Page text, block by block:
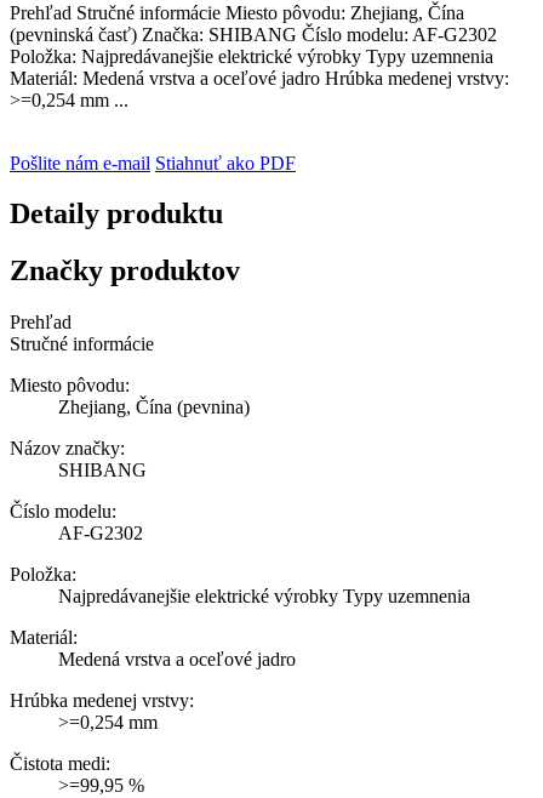
Prehľad Stručné informácie Miesto pôvodu: Zhejiang, Čína
(pevninská časť) Značka: SHIBANG Číslo modelu: AF-G2302
Položka: Najpredávanejšie elektrické výrobky Typy uzemnenia
Materiál: Medená vrstva a oceľové jadro Hrúbka medenej vrstvy:
>=0,254 mm ...
Pošlite nám e-mail Stiahnuť ako PDF
Detaily produktu
Značky produktov
Prehľad
Stručné informácie
Miesto pôvodu:
Zhejiang, Čína (pevnina)
Názov značky:
SHIBANG
Číslo modelu:
AF-G2302
Položka:
Najpredávanejšie elektrické výrobky Typy uzemnenia
Materiál:
Medená vrstva a oceľové jadro
Hrúbka medenej vrstvy:
>=0,254 mm
Čistota medi:
>=99,95 %